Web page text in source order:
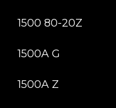
1500 80-20Z
1500A G
1500A Z